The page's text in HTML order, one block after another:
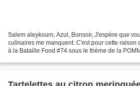
Salem aleykoum, Azul, Bonsoir, J'espère que
culinaires me manquent. C'est pour cette raison
à la Bataille Food #74 sous le thème de la